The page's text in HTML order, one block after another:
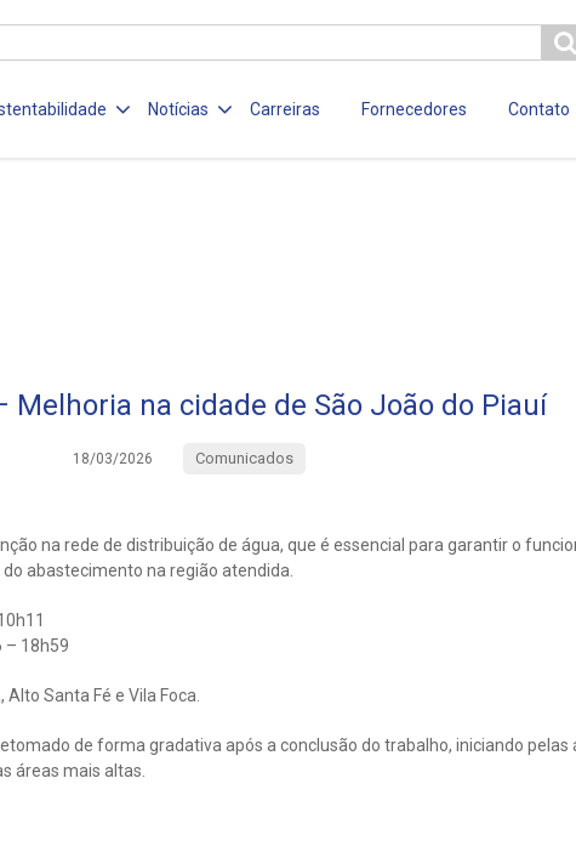
Notícias Carreiras Fornecedores Contato
Melhoria na cidade de São João do Piauí
18/03/2026 Comunicados
na rede de distribuição de água, que é essencial para garantir o
abastecimento na região atendida.
– 18h59
Alto Santa Fé e Vila Foca.
de forma gradativa após a conclusão do trabalho, iniciando pelas
áreas mais altas.